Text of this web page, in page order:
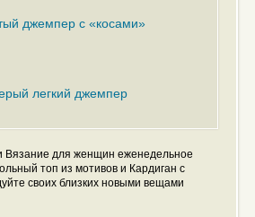
джемпер с «косами»
легкий джемпер
Вязание для женщин еженедельное
топ из мотивов и Кардиган с
своих близких новыми вещами